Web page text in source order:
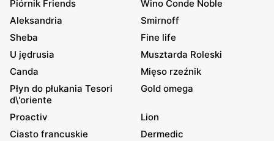
Piórnik Friends
Wino Conde Noble
Aleksandria
Smirnoff
Sheba
Fine life
U jędrusia
Musztarda Roleski
Canda
Mięso rzeźnik
Płyn do płukania Tesori
d\'oriente
Gold omega
Proactiv
Lion
Ciasto francuskie
Dermedic